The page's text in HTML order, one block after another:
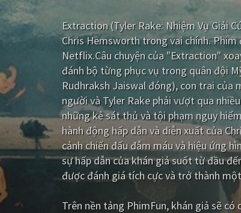
Extraction (Tyler Rake: Nhiệm Vụ Giải
Chris Hemsworth trong vai chính.
Netflix.Câu chuyện của "Extraction"
đánh bộ từng phục vụ trong quân đội
Rudhraksh Jaiswal đóng), con trai
người và Tyler Rake phải vượt qua
những kẻ sát thủ và tội phạm nguy
hành động hấp dẫn và diễn xuất của
cảnh chiến đấu đẫm máu và hiệu ứng
sự hấp dẫn của khán giả suốt từ đầu
được đánh giá tích cực và trở thành
Trên nền tảng PhimFun, khán giả sẽ